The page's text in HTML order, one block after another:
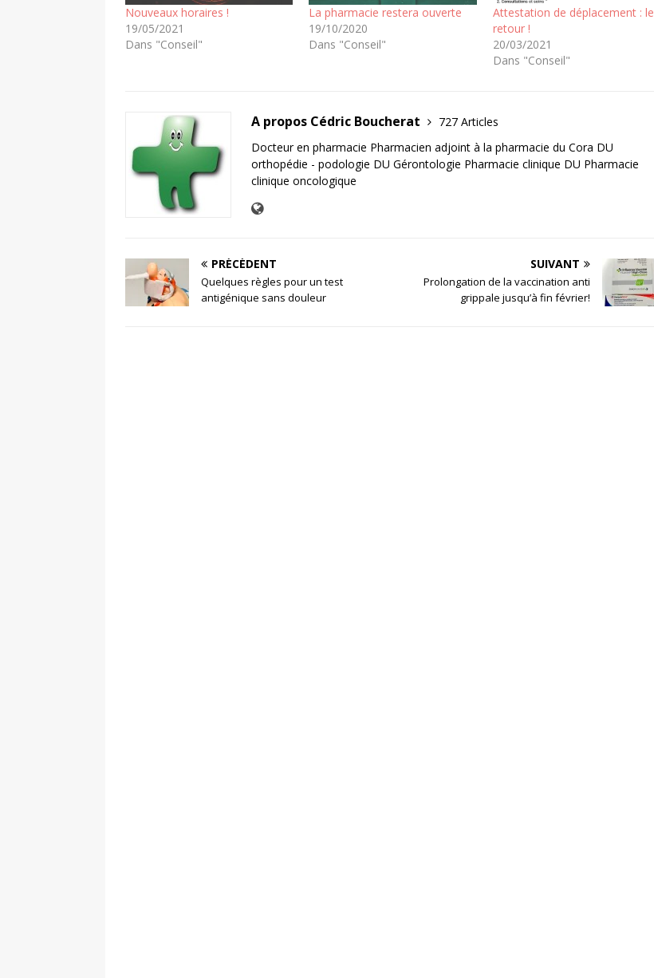
Nouveaux horaires !
19/05/2021
Dans "Conseil"
La pharmacie restera ouverte
19/10/2020
Dans "Conseil"
Attestation de déplacement : le
retour !
20/03/2021
Dans "Conseil"
A propos Cédric Boucherat
727 Articles
Docteur en pharmacie Pharmacien adjoint à la pharmacie du Cora DU
orthopédie - podologie DU Gérontologie Pharmacie clinique DU Pharmacie
clinique oncologique
PRÉCÉDENT
Quelques règles pour un test
antigénique sans douleur
SUIVANT
Prolongation de la vaccination anti
grippale jusqu’à fin février!